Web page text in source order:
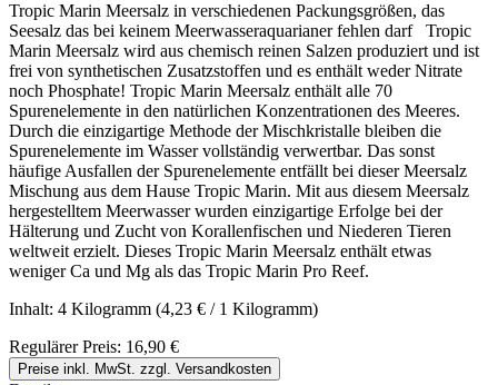
Tropic Marin Meersalz in verschiedenen Packungsgrößen, das
Seesalz das bei keinem Meerwasseraquarianer fehlen darf Tropic
Marin Meersalz wird aus chemisch reinen Salzen produziert und ist
frei von synthetischen Zusatzstoffen und es enthält weder Nitrate
noch Phosphate! Tropic Marin Meersalz enthält alle 70
Spurenelemente in den natürlichen Konzentrationen des Meeres.
Durch die einzigartige Methode der Mischkristalle bleiben die
Spurenelemente im Wasser vollständig verwertbar. Das sonst
häufige Ausfallen der Spurenelemente entfällt bei dieser Meersalz
Mischung aus dem Hause Tropic Marin. Mit aus diesem Meersalz
hergestelltem Meerwasser wurden einzigartige Erfolge bei der
Hälterung und Zucht von Korallenfischen und Niederen Tieren
weltweit erzielt. Dieses Tropic Marin Meersalz enthält etwas
weniger Ca und Mg als das Tropic Marin Pro Reef.
Inhalt: 4 Kilogramm (4,23 € / 1 Kilogramm)
Regulärer Preis: 16,90 €
Preise inkl. MwSt. zzgl. Versandkosten